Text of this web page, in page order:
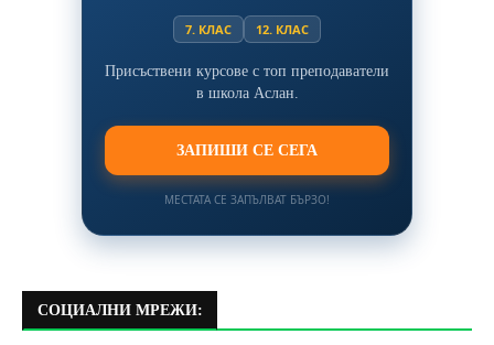
7. КЛАС 12. КЛАС
Присъствени курсове с топ преподаватели
в школа Аслан.
ЗАПИШИ СЕ СЕГА
МЕСТАТА СЕ ЗАПЪЛВАТ БЪРЗО!
СОЦИАЛНИ МРЕЖИ: